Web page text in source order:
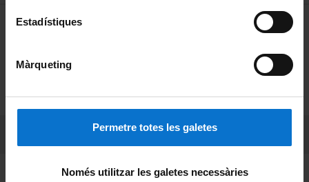
Estadístiques
Màrqueting
Permetre totes les galetes
Només utilitzar les galetes necessàries
MENÚ PEU 1
Privacidad y términos
Sobre UBtv
Fundadora de la Miembro de la